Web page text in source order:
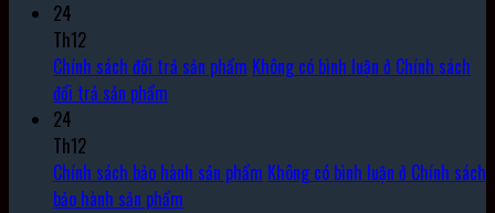
24
Th12
Chính sách đổi trả sản phẩm Không có bình luận ở Chính sách
đổi trả sản phẩm
24
Th12
Chính sách bảo hành sản phẩm Không có bình luận ở Chính sách
bảo hành sản phẩm